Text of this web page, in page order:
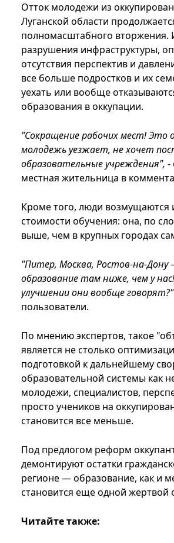
Отток молодежи из
Луганской области
полномасштабного вторжения.
разрушения инфраструктуры,
отсутствия перспектив и
все больше подростков и их
уехать или вообще
образования в оккупации.
"Сокращение рабочих мест! Это
молодежь уезжает, не хочет
образовательные учреждения", -
местная жительница в
Кроме того, люди возмущаются
стоимости обучения: она, по
выше, чем в крупных городах
"Питер, Москва, Ростов-на-
образование там ниже, чем у
улучшении они вообще говорят?"
пользователи.
По мнению экспертов, такое
является не столько
подготовкой к дальнейшему
образовательной системы как
молодежи, специалистов,
просто учеников на
становится все меньше.
Под предлогом реформ
демонтируют остатки
регионе — образование, как и
становится еще одной жертвой
Читайте также: